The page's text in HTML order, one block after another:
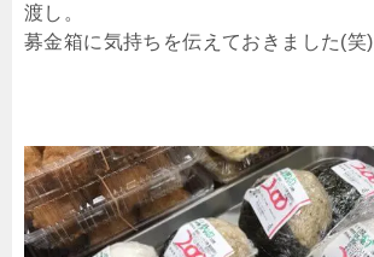
渡し。
募金箱に気持ちを伝えておきました(笑)